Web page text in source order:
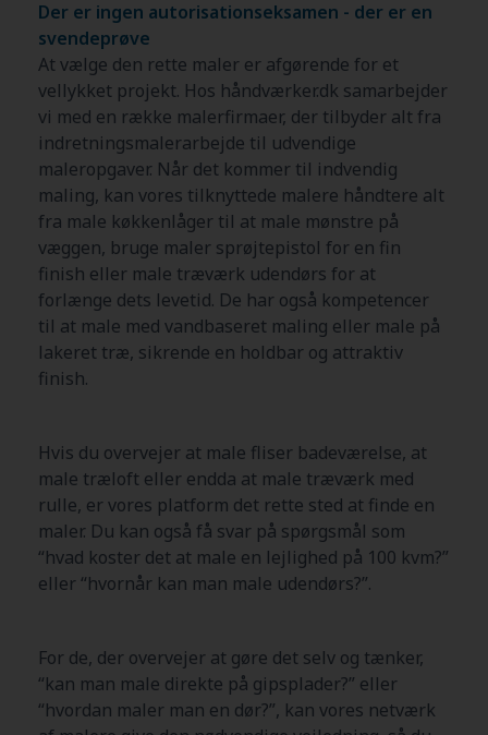
Der er ingen autorisationseksamen - der er en
svendeprøve
At vælge den rette maler er afgørende for et
vellykket projekt. Hos håndværker.dk samarbejder
vi med en række malerfirmaer, der tilbyder alt fra
indretningsmalerarbejde til udvendige
maleropgaver. Når det kommer til indvendig
maling, kan vores tilknyttede malere håndtere alt
fra male køkkenlåger til at male mønstre på
væggen, bruge maler sprøjtepistol for en fin
finish eller male træværk udendørs for at
forlænge dets levetid. De har også kompetencer
til at male med vandbaseret maling eller male på
lakeret træ, sikrende en holdbar og attraktiv
finish.
Hvis du overvejer at male fliser badeværelse, at
male træloft eller endda at male træværk med
rulle, er vores platform det rette sted at finde en
maler. Du kan også få svar på spørgsmål som
“hvad koster det at male en lejlighed på 100 kvm?”
eller “hvornår kan man male udendørs?”.
For de, der overvejer at gøre det selv og tænker,
“kan man male direkte på gipsplader?” eller
“hvordan maler man en dør?”, kan vores netværk